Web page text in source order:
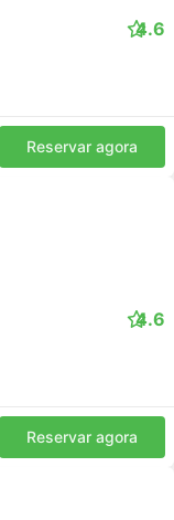
4.6
Reservar agora
4.6
Reservar agora